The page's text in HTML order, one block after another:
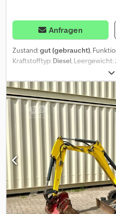
Anfragen
Zustand:gut (gebraucht),
Kraftstofftyp: Diesel, Leergewicht:
,
Hallo, verkaufe meinen ET 24
Betriebsstunden, der Minibagger
Stück Schwenkbaren
22.000€ Brutto 26.180€ Dcjdpfx